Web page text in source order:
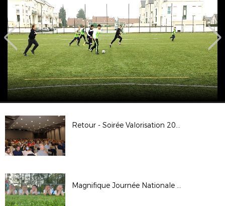
Retour - Soirée Valorisation 2021/2022
Magnifique Journée Nationale des Débutants 2022